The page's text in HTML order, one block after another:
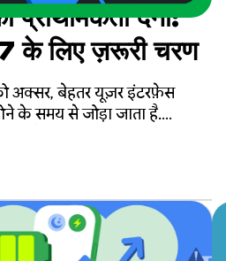
प्राथमिकता देना:
लिए ज़रूरी चरण
अक्सर, बेहतर यूज़र इंटरफ़ेस
के समय से जोड़ा जाता है.
है जिसकी मदद से ये मेट्रिक
बात नहीं है कि अब डिवाइस की
गई है.